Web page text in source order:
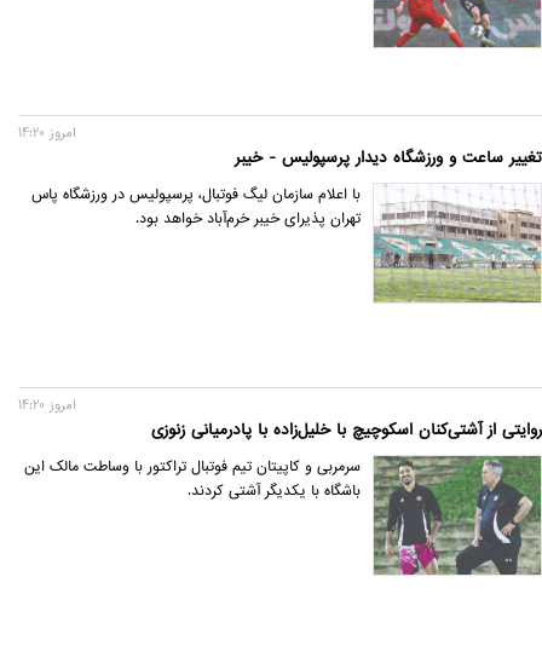
تغییر ساعت و ورزشگاه دیدار پرسپولیس - خیبر
امروز 14:20
با اعلام سازمان لیگ فوتبال، پرسپولیس در ورزشگاه پاس
تهران پذیرای خیبر خرم‌آباد خواهد بود.
روایتی از آشتی‌کنان اسکوچیچ با خلیل‌زاده با پادرمیانی زنوزی
امروز 14:20
سرمربی و کاپیتان تیم فوتبال تراکتور با وساطت مالک این
باشگاه با یکدیگر آشتی کردند.